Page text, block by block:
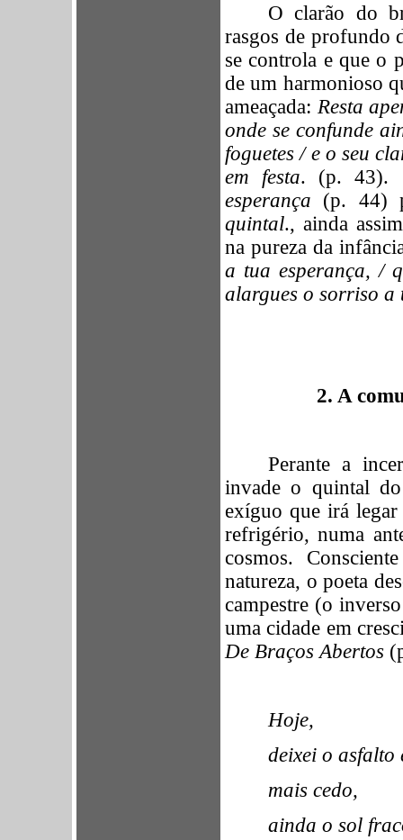
O clarão do
rasgos de profundo
se controla e que o
de um harmonioso
ameaçada: Resta
onde se confunde
foguetes / e o seu
em festa. (p. 43).
esperança (p. 44)
quintal., ainda
na pureza da
a tua esperança, /
alargues o sorriso a
2. A
Perante a
invade o quintal
exíguo que irá
refrigério, numa
cosmos.
natureza, o poeta
campestre (o
uma cidade em
De Braços Abertos
Hoje,
deixei o asfalto
mais cedo,
ainda o sol